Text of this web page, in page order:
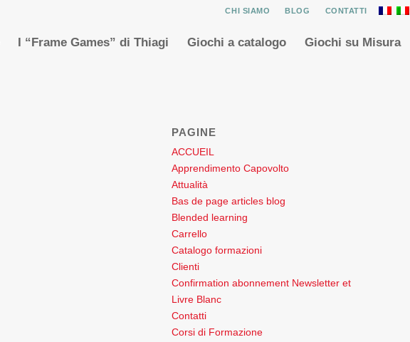
CHI SIAMO BLOG CONTATTI
I “Frame Games” di Thiagi Giochi a catalogo Giochi su Misura
PAGINE
ACCUEIL
Apprendimento Capovolto
Attualità
Bas de page articles blog
Blended learning
Carrello
Catalogo formazioni
Clienti
Confirmation abonnement Newsletter et
Livre Blanc
Contatti
Corsi di Formazione